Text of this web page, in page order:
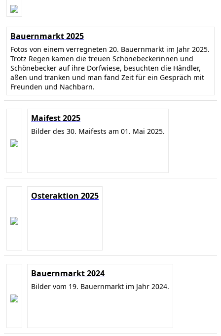
Bauernmarkt 2025
Fotos von einem verregneten 20. Bauernmarkt im Jahr 2025.
Trotz Regen kamen die treuen Schönebeckerinnen und
Schönebecker auf ihre Dorfwiese, besuchten die Händler,
aßen und tranken und man fand Zeit für ein Gespräch mit
Freunden und Nachbarn.
Maifest 2025
Bilder des 30. Maifests am 01. Mai 2025.
Osteraktion 2025
Bauernmarkt 2024
Bilder vom 19. Bauernmarkt im Jahr 2024.